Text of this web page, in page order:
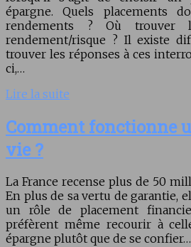
épargne. Quels placements
rendements ? Où trouver
rendement/risque ? Il existe
trouver les réponses à ces
ci,…
Lire la suite
Comment fonctionne
vie ?
La France recense plus de 50
En plus de sa vertu de garantie,
un rôle de placement
préfèrent même recourir à
épargne plutôt que de se confier…